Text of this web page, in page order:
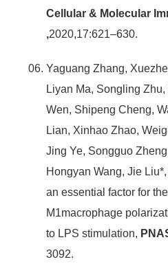
Cellular & Molecular
,2020,17:621–630.
Yaguang Zhang,
Liyan Ma, Songling
Wen, Shipeng Cheng,
Lian, Xinhao Zhao,
Jing Ye, Songguo
Hongyan Wang, Jie Liu*,
an essential factor for
M1macrophage
to LPS stimulation,
3092.